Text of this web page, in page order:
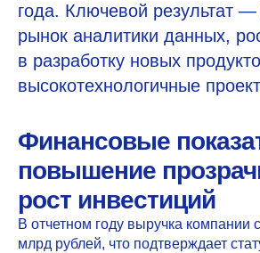
года. Ключевой результат
рынок аналитики данных,
в разработку новых
высокотехнологичные
Финансовые
повышение
рост инвестиций
В отчетном году выручка компании
млрд рублей, что подтверждает